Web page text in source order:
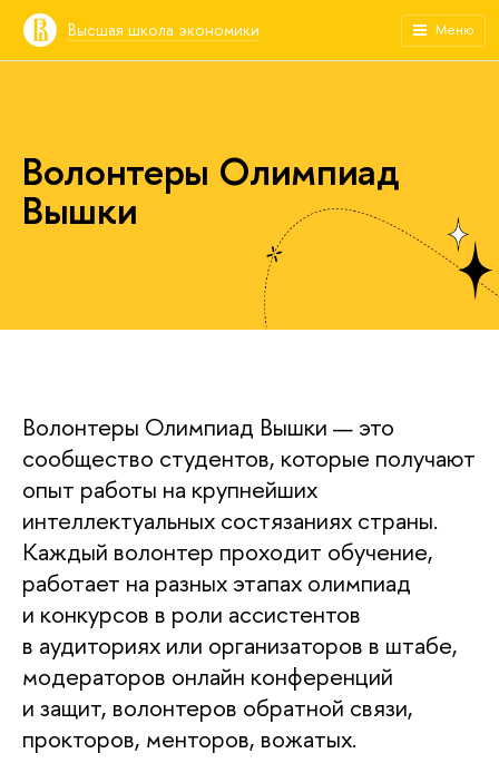
Высшая школа экономики Меню
Волонтеры Олимпиад
Вышки
Волонтеры Олимпиад Вышки — это
сообщество студентов, которые получают
опыт работы на крупнейших
интеллектуальных состязаниях страны.
Каждый волонтер проходит обучение,
работает на разных этапах олимпиад
и конкурсов в роли ассистентов
в аудиториях или организаторов в штабе,
модераторов онлайн конференций
и защит, волонтеров обратной связи,
прокторов, менторов, вожатых.